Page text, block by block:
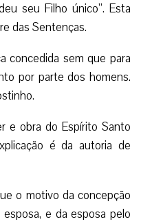
seu Filho único”. Esta
das Sentenças.
concedida sem que para
por parte dos homens.
e obra do Espírito Santo
é da autoria de
o motivo da concepção
e da esposa pelo